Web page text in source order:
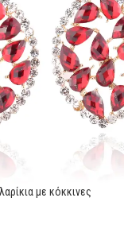
με κόκκινες